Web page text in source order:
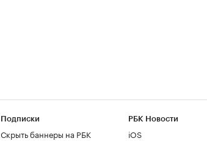
Подписки
Скрыть баннеры на РБК
РБК Новости
iOS